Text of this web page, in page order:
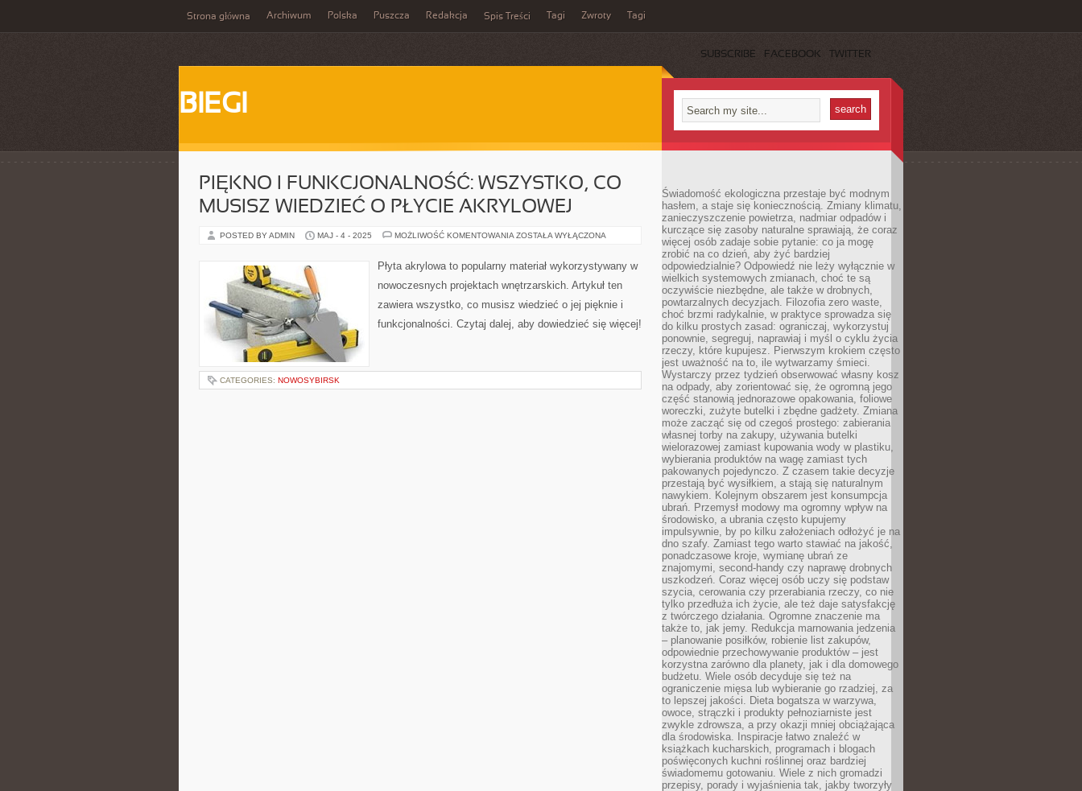
Strona główna Archiwum Polska Puszcza Redakcja Spis Treści Tagi Zwroty Tagi
SUBSCRIBE FACEBOOK TWITTER
BIEGI
PIĘKNO I FUNKCJONALNOŚĆ: WSZYSTKO, CO
MUSISZ WIEDZIEĆ O PŁYCIE AKRYLOWEJ
POSTED BY ADMIN MAJ - 4 - 2025 MOŻLIWOŚĆ KOMENTOWANIA PIĘKNO
WSZYSTKO,
CO
WIEDZIEĆ
PŁYCIE
ZOSTAŁA WYŁĄCZONA
Płyta akrylowa to popularny materiał wykorzystywany w
nowoczesnych projektach wnętrzarskich. Artykuł ten
zawiera wszystko, co musisz wiedzieć o jej pięknie i
funkcjonalności. Czytaj dalej, aby dowiedzieć się więcej!
CATEGORIES: NOWOSYBIRSK
Świadomość ekologiczna przestaje być modnym
hasłem, a staje się koniecznością. Zmiany klimatu,
zanieczyszczenie powietrza, nadmiar odpadów i
kurczące się zasoby naturalne sprawiają, że coraz
więcej osób zadaje sobie pytanie: co ja mogę
zrobić na co dzień, aby żyć bardziej
odpowiedzialnie? Odpowiedź nie leży wyłącznie w
wielkich systemowych zmianach, choć te są
oczywiście niezbędne, ale także w drobnych,
powtarzalnych decyzjach. Filozofia zero waste,
choć brzmi radykalnie, w praktyce sprowadza się
do kilku prostych zasad: ograniczaj, wykorzystuj
ponownie, segreguj, naprawiaj i myśl o cyklu życia
rzeczy, które kupujesz. Pierwszym krokiem często
jest uważność na to, ile wytwarzamy śmieci.
Wystarczy przez tydzień obserwować własny kosz
na odpady, aby zorientować się, że ogromną jego
część stanowią jednorazowe opakowania, foliowe
woreczki, zużyte butelki i zbędne gadżety. Zmiana
może zacząć się od czegoś prostego: zabierania
własnej torby na zakupy, używania butelki
wielorazowej zamiast kupowania wody w plastiku,
wybierania produktów na wagę zamiast tych
pakowanych pojedynczo. Z czasem takie decyzje
przestają być wysiłkiem, a stają się naturalnym
nawykiem. Kolejnym obszarem jest konsumpcja
ubrań. Przemysł modowy ma ogromny wpływ na
środowisko, a ubrania często kupujemy
impulsywnie, by po kilku założeniach odłożyć je na
dno szafy. Zamiast tego warto stawiać na jakość,
ponadczasowe kroje, wymianę ubrań ze
znajomymi, second-handy czy naprawę drobnych
uszkodzeń. Coraz więcej osób uczy się podstaw
szycia, cerowania czy przerabiania rzeczy, co nie
tylko przedłuża ich życie, ale też daje satysfakcję
z twórczego działania. Ogromne znaczenie ma
także to, jak jemy. Redukcja marnowania jedzenia
– planowanie posiłków, robienie list zakupów,
odpowiednie przechowywanie produktów – jest
korzystna zarówno dla planety, jak i dla domowego
budżetu. Wiele osób decyduje się też na
ograniczenie mięsa lub wybieranie go rzadziej, za
to lepszej jakości. Dieta bogatsza w warzywa,
owoce, strączki i produkty pełnoziarniste jest
zwykle zdrowsza, a przy okazji mniej obciążająca
dla środowiska. Inspiracje łatwo znaleźć w
książkach kucharskich, programach i blogach
poświęconych kuchni roślinnej oraz bardziej
świadomemu gotowaniu. Wiele z nich gromadzi
przepisy, porady i wyjaśnienia tak, jakby tworzyły